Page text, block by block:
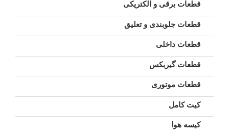
قطعات برقی و الکتریکی
قطعات جلوبندی و تعلیق
قطعات داخلی
قطعات گیربکس
قطعات موتوری
کیت کامل
کیسه هوا